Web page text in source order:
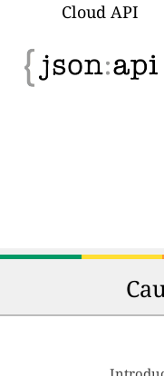
Cloud API